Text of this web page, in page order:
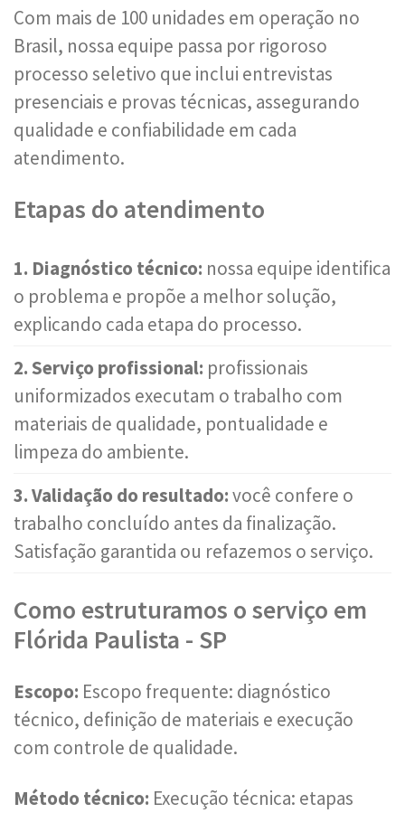
Com mais de 100 unidades em operação no
Brasil, nossa equipe passa por rigoroso
processo seletivo que inclui entrevistas
presenciais e provas técnicas, assegurando
qualidade e confiabilidade em cada
atendimento.
Etapas do atendimento
1. Diagnóstico técnico: nossa equipe identifica
o problema e propõe a melhor solução,
explicando cada etapa do processo.
2. Serviço profissional: profissionais
uniformizados executam o trabalho com
materiais de qualidade, pontualidade e
limpeza do ambiente.
3. Validação do resultado:você confere o
trabalho concluído antes da finalização.
Satisfação garantida ou refazemos o serviço.
Como estruturamos o serviço em
Flórida Paulista - SP
Escopo: Escopo frequente: diagnóstico
técnico, definição de materiais e execução
com controle de qualidade.
Método técnico: Execução técnica: etapas